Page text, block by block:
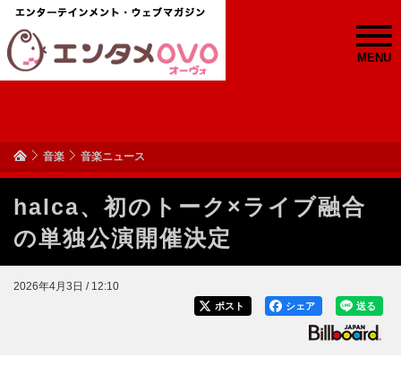
MENU
音楽 音楽ニュース
halca、初のトーク×ライブ融合
の単独公演開催決定
2026年4月3日 / 12:10
送る
シェア
ポスト